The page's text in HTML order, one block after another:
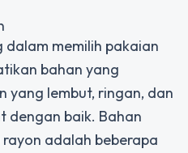
memilih pakaian
bahan yang
yang lembut, ringan, dan
dengan baik. Bahan
adalah beberapa